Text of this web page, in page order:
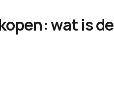
wat is de